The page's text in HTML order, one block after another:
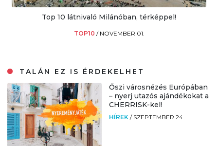
Top 10 látnivaló Milánóban, térképpel!
TOP10 / NOVEMBER 01.
TALÁN EZ IS ÉRDEKELHET
Őszi városnézés Európában
– nyerj utazós ajándékokat a
CHERRISK-kel!
HÍREK / SZEPTEMBER 24.